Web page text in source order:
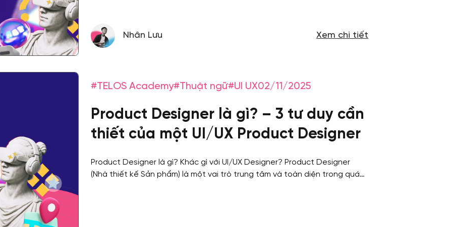
Nhân Lưu Xem chi tiết
#TELOS Academy#Thuật ngữ#UI UX02/11/2025
Product Designer là gì? – 3 tư duy cần
thiết của một UI/UX Product Designer
Product Designer là gì? Khác gì với UI/UX Designer? Product Designer
(Nhà thiết kế Sản phẩm) là một vai trò trung tâm và toàn diện trong quá